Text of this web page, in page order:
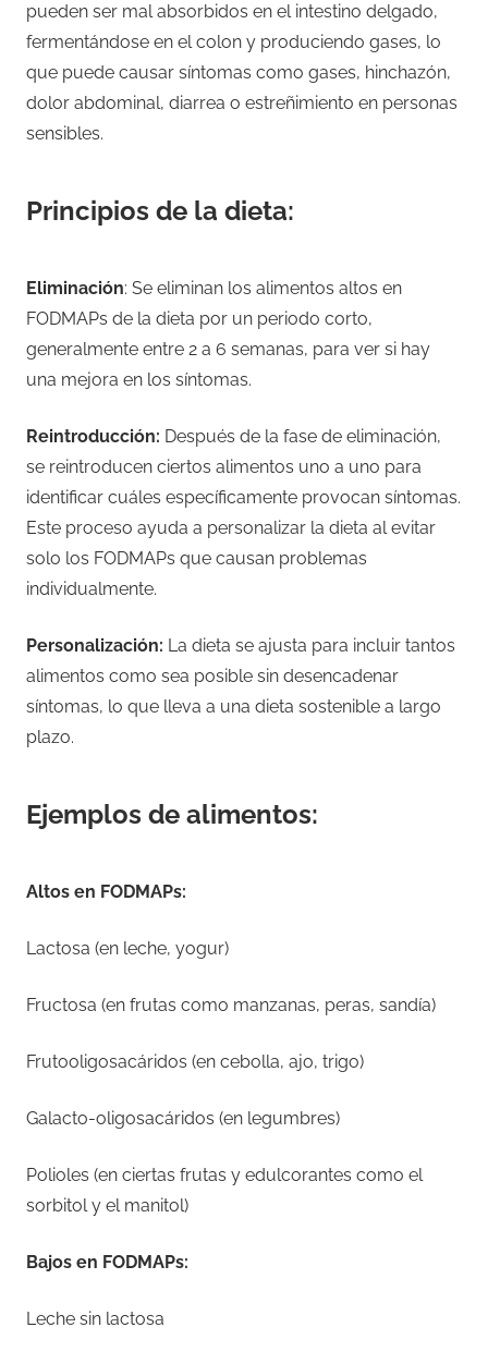
pueden ser mal absorbidos en el intestino delgado,
fermentándose en el colon y produciendo gases, lo
que puede causar síntomas como gases, hinchazón,
dolor abdominal, diarrea o estreñimiento en personas
sensibles.
Principios de la dieta:
Eliminación: Se eliminan los alimentos altos en
FODMAPs de la dieta por un periodo corto,
generalmente entre 2 a 6 semanas, para ver si hay
una mejora en los síntomas.
Reintroducción: Después de la fase de eliminación,
se reintroducen ciertos alimentos uno a uno para
identificar cuáles específicamente provocan síntomas.
Este proceso ayuda a personalizar la dieta al evitar
solo los FODMAPs que causan problemas
individualmente.
Personalización: La dieta se ajusta para incluir tantos
alimentos como sea posible sin desencadenar
síntomas, lo que lleva a una dieta sostenible a largo
plazo.
Ejemplos de alimentos:
Altos en FODMAPs:
Lactosa (en leche, yogur)
Fructosa (en frutas como manzanas, peras, sandía)
Frutooligosacáridos (en cebolla, ajo, trigo)
Galacto-oligosacáridos (en legumbres)
Polioles (en ciertas frutas y edulcorantes como el
sorbitol y el manitol)
Bajos en FODMAPs:
Leche sin lactosa